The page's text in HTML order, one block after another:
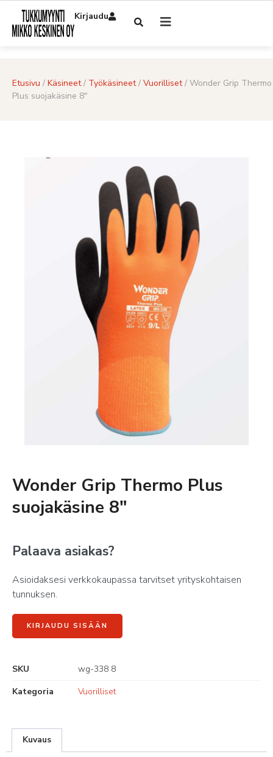
Kirjaudu
Etusivu / Käsineet/ Työkäsineet/ Vuorilliset/ Wonder Grip Thermo
Plus suojakäsine 8″
Wonder Grip Thermo Plus
suojakäsine 8″
Palaava asiakas?
Asioidaksesi verkkokaupassa tarvitset yrityskohtaisen
tunnuksen.
KIRJAUDU SISÄÄN
SKU
wg-338 8
Kategoria
Vuorilliset
Kuvaus